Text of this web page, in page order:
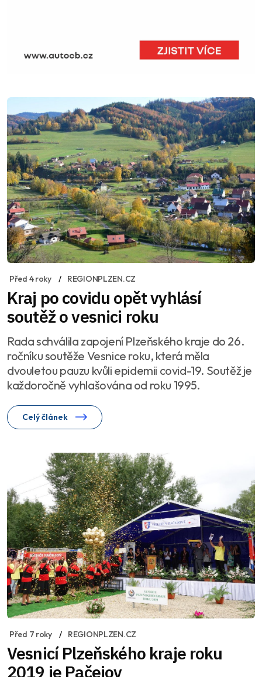
Před 4 roky REGIONPLZEN.CZ
Kraj po covidu opět vyhlásí
soutěž o vesnici roku
Rada schválila zapojení Plzeňského kraje do 26.
ročníku soutěže Vesnice roku, která měla
dvouletou pauzu kvůli epidemii covid-19. Soutěž je
každoročně vyhlašována od roku 1995.
Celý článek
Před 7 roky REGIONPLZEN.CZ
Vesnicí Plzeňského kraje roku
2019 je Pačejov